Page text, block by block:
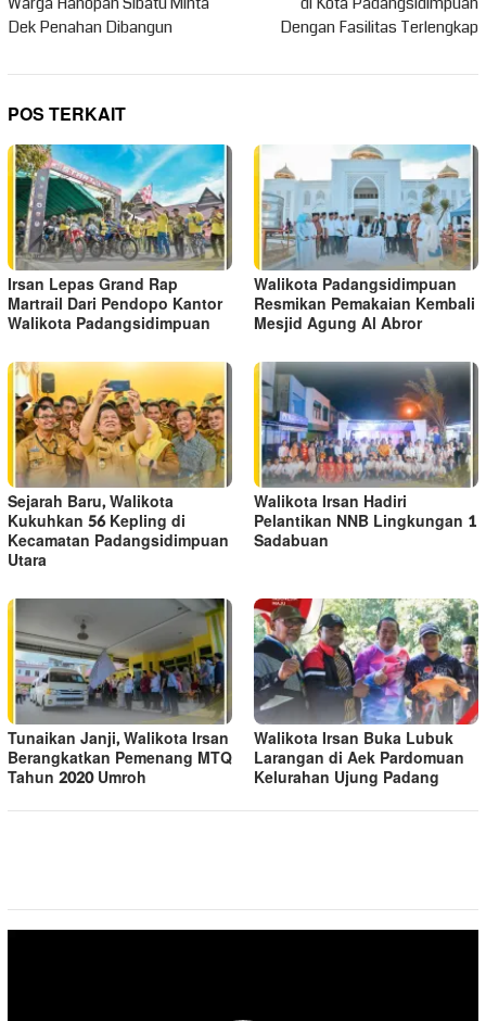
Dek Penahan Dibangun
Dengan Fasilitas Terlengkap
POS TERKAIT
Irsan Lepas Grand Rap
Martrail Dari Pendopo Kantor
Walikota Padangsidimpuan
Walikota Padangsidimpuan
Resmikan Pemakaian Kembali
Mesjid Agung Al Abror
Sejarah Baru, Walikota
Kukuhkan 56 Kepling di
Kecamatan Padangsidimpuan
Utara
Walikota Irsan Hadiri
Pelantikan NNB Lingkungan 1
Sadabuan
Tunaikan Janji, Walikota Irsan
Berangkatkan Pemenang MTQ
Tahun 2020 Umroh
Walikota Irsan Buka Lubuk
Larangan di Aek Pardomuan
Kelurahan Ujung Padang